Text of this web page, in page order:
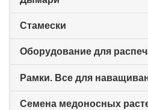
Стамески
Оборудование для
Рамки. Все для
Семена медоносных